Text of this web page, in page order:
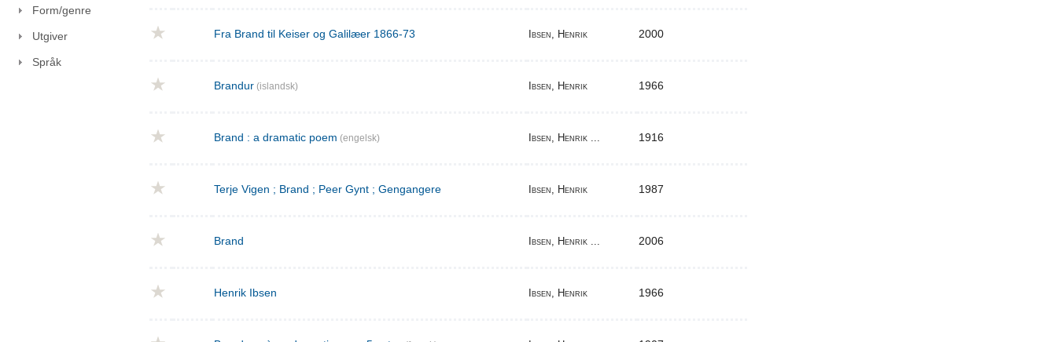
Form/genre
Utgiver
Språk
Fra Brand til Keiser og Galilæer 1866-73 Ibsen, Henrik 2000
Brandur (islandsk) Ibsen, Henrik 1966
Brand : a dramatic poem (engelsk) Ibsen, Henrik ... 1916
Terje Vigen ; Brand ; Peer Gynt ; Gengangere Ibsen, Henrik 1987
Brand Ibsen, Henrik ... 2006
Henrik Ibsen Ibsen, Henrik 1966